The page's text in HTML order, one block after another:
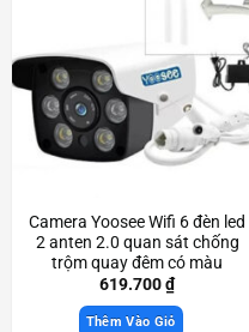
Camera Yoosee Wifi 6 đèn led
2 anten 2.0 quan sát chống
trộm quay đêm có màu
camera full HD ngoài trời
Scd3937
619.700₫
Thêm Vào Giỏ